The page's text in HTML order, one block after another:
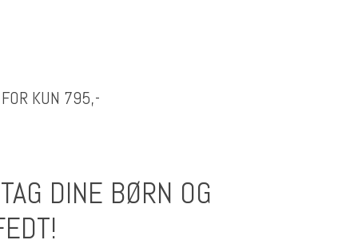
KUN 795,-
DINE BØRN OG